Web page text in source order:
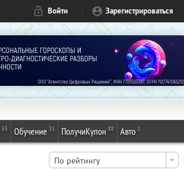
Войти Зарегистрироваться
53 Обучение 31 ПолучиКупон 88 Авто 1
По рейтингу